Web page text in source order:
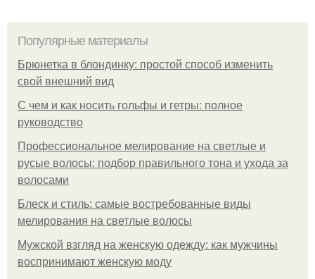
Популярные материалы
Брюнетка в блондинку: простой способ изменить
свой внешний вид
С чем и как носить гольфы и гетры: полное
руководство
Профессиональное мелирование на светлые и
русые волосы: подбор правильного тона и ухода за
волосами
Блеск и стиль: самые востребованные виды
мелирования на светлые волосы
Мужской взгляд на женскую одежду: как мужчины
воспринимают женскую моду